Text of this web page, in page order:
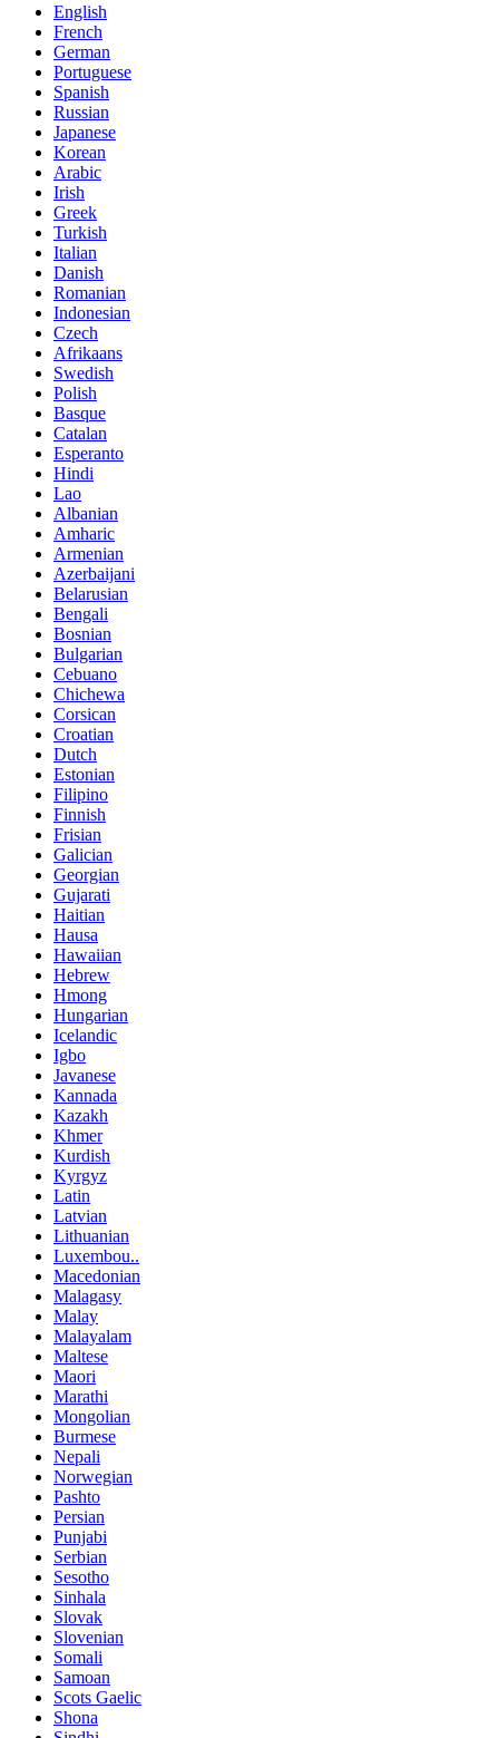
English
French
German
Portuguese
Spanish
Russian
Japanese
Korean
Arabic
Irish
Greek
Turkish
Italian
Danish
Romanian
Indonesian
Czech
Afrikaans
Swedish
Polish
Basque
Catalan
Esperanto
Hindi
Lao
Albanian
Amharic
Armenian
Azerbaijani
Belarusian
Bengali
Bosnian
Bulgarian
Cebuano
Chichewa
Corsican
Croatian
Dutch
Estonian
Filipino
Finnish
Frisian
Galician
Georgian
Gujarati
Haitian
Hausa
Hawaiian
Hebrew
Hmong
Hungarian
Icelandic
Igbo
Javanese
Kannada
Kazakh
Khmer
Kurdish
Kyrgyz
Latin
Latvian
Lithuanian
Luxembou..
Macedonian
Malagasy
Malay
Malayalam
Maltese
Maori
Marathi
Mongolian
Burmese
Nepali
Norwegian
Pashto
Persian
Punjabi
Serbian
Sesotho
Sinhala
Slovak
Slovenian
Somali
Samoan
Scots Gaelic
Shona